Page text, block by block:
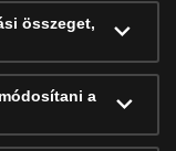
összeget,
a